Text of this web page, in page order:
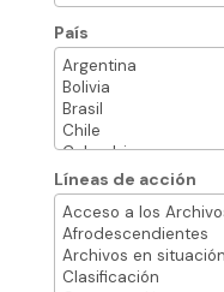
País
Líneas de acción